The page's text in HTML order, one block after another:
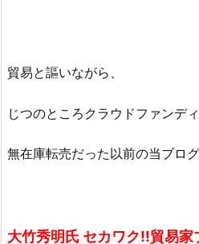
貿易と謳いながら、
じつのところクラウドファンデ
無在庫転売だった以前の当ブロ
大竹秀明氏 セカワク!!貿易家